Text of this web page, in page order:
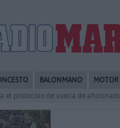
BALONMANO MOTOR
el protocolo de vuelta de